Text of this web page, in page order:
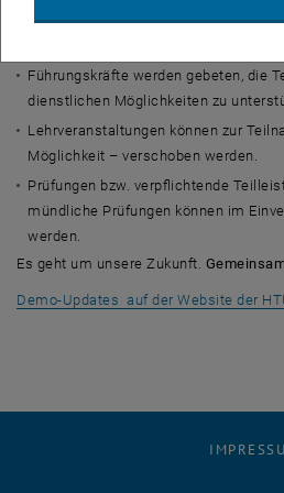
Studierende und Mitarbeiter_innen
Führungskräfte werden gebeten, die
dienstlichen Möglichkeiten zu
Lehrveranstaltungen können zur
Möglichkeit – verschoben werden.
Prüfungen bzw. verpflichtende
mündliche Prüfungen können im
werden.
Es geht um unsere Zukunft.
Demo-Updates auf der Website der